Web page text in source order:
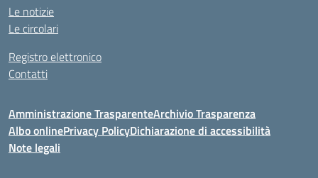
Le notizie
Le circolari
Registro elettronico
Contatti
Amministrazione TrasparenteArchivio Trasparenza
Albo onlinePrivacy PolicyDichiarazione di accessibilità
Note legali